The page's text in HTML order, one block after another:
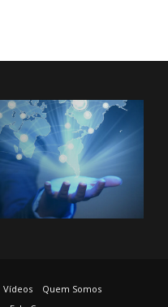
Vídeos
Quem Somos